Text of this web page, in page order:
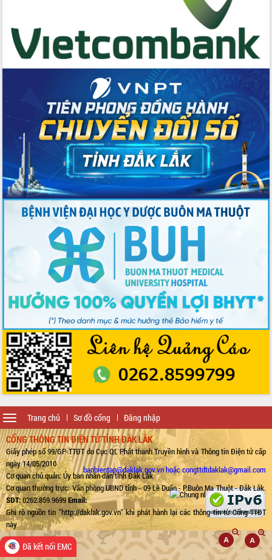
Trang chủ Sơ đồ cổng Đăng nhập
Toggle
navigation
CỔNG THÔNG TIN ĐIỆN TỬ TỈNH ĐẮK LẮK
Giấy phép số 99/GP-TTĐT do Cục QL Phát thanh Truyền hình và Thông tin Điện tử cấp
ngày 14/05/2010
Cơ quan chủ quản: Ủy ban nhân dân tỉnh Đắk Lắk
Cơ quan thường trực: Văn phòng UBND tỉnh - 09 Lê Duẩn - P.Buôn Ma Thuột - Đắk Lắk.
SĐT:0262.859.9699Email:
banbientap@daklak.gov.vn hoặc congttdtdaklak@gmail.com
Ghi rõ nguồn tin "http://daklak.gov.vn" khi phát hành lại các thông tin từ Cổng TTĐT
này
Đã kết nối EMC